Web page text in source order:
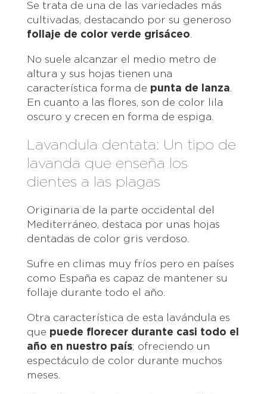
Se trata de una de las variedades más
cultivadas, destacando por su generoso
follaje de color verde grisáceo.
No suele alcanzar el medio metro de
altura y sus hojas tienen una
característica forma de punta de lanza.
En cuanto a las flores, son de color lila
oscuro y crecen en forma de espiga.
Lavandula dentata: Un tipo de
lavanda que enseña los
dientes a las plagas
Originaria de la parte occidental del
Mediterráneo, destaca por unas hojas
dentadas de color gris verdoso.
Sufre en climas muy fríos pero en países
como España es capaz de mantener su
follaje durante todo el año.
Otra característica de esta lavándula es
que puede florecer durante casi todo el
año en nuestro país; ofreciendo un
espectáculo de color durante muchos
meses.